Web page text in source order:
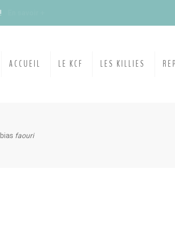
KCF Nord
:
ACCUEIL LE KCF LES KILLIES
faouri